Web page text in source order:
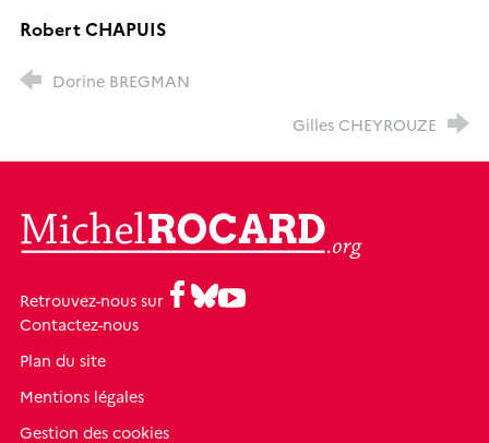
Robert CHAPUIS
Dorine BREGMAN
Gilles CHEYROUZE
MichelRocard.org
Retrouvez-nous sur Facebook
BlueskyYoutube
Contactez-nous
Plan du site
Mentions légales
Gestion des cookies